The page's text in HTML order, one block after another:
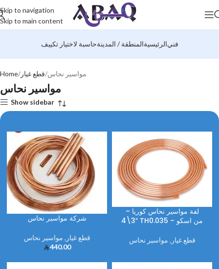
Skip to navigation
Skip to main content
حاسبة لاختيار تكييفالمنطقة / المدينةالرئيسيةفني
Home قطع غيار مواسير نحاس
مواسير نحاس
Show sidebar
شركة مواسير نحاس
قطع غيار , مواسير نحاس
440.00
لفة مواسير نحاس كوريا –
3\4″ TH0.035 – من اسكو
قطع غيار , مواسير نحاس